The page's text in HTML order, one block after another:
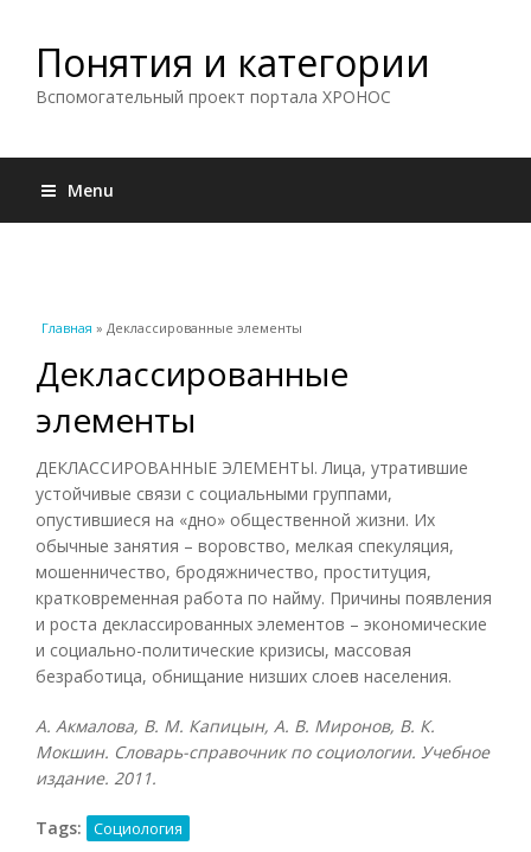
Понятия и категории
Вспомогательный проект портала ХРОНОС
Menu
Вы здесь
Главная » Деклассированные элементы
Деклассированные
элементы
ДЕКЛАССИРОВАННЫЕ ЭЛЕМЕНТЫ. Лица, утратившие
устойчивые связи с социальными группами,
опустившиеся на «дно» общественной жизни. Их
обычные занятия – воровство, мелкая спекуляция,
мошенничество, бродяжничество, проституция,
кратковременная работа по найму. Причины появления
и роста деклассированных элементов – экономические
и социально-политические кризисы, массовая
безработица, обнищание низших слоев населения.
А. Акмалова, В. М. Капицын, А. В. Миронов, В. К.
Мокшин. Словарь-справочник по социологии. Учебное
издание. 2011.
Tags: Социология